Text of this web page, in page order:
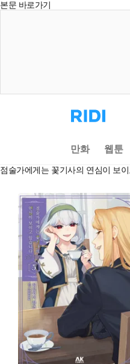
본문 바로가기
리
디
으
로
동
만화 웹툰
점술가에게는 꽃기사의 연심이 보